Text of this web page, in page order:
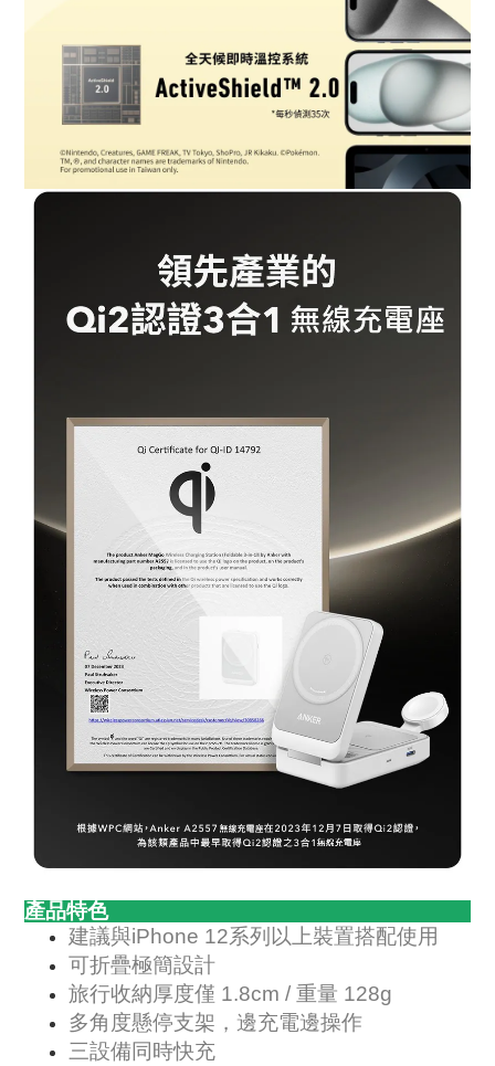
產品特色
建議與iPhone 12系列以上裝置搭配使用
可折疊極簡設計
旅行收納厚度僅 1.8cm / 重量 128g
多角度懸停支架，邊充電邊操作
三設備同時快充